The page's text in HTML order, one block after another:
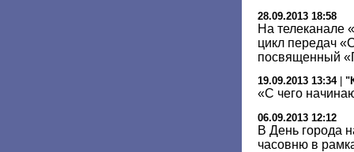
28.09.2013 18:58
На телеканале
цикл передач
посвященный
19.09.2013 13:34|
«С чего
06.09.2013 12:12
В День города
часовню в